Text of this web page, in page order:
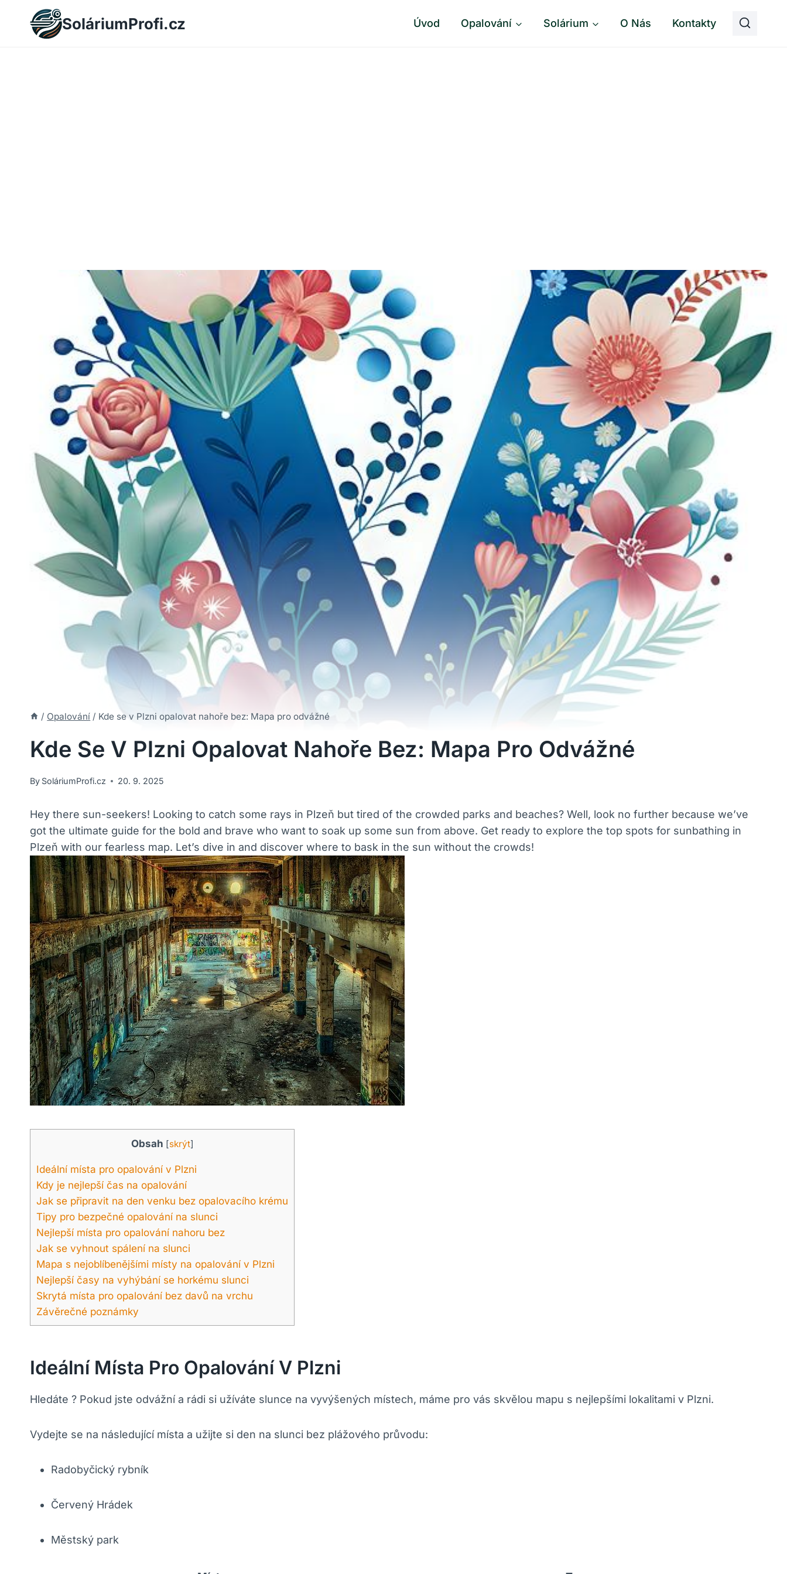
SoláriumProfi.cz Úvod Opalování Solárium O Nás Kontakty
/ Opalování / Kde se v Plzni opalovat nahoře bez: Mapa pro odvážné
Kde Se V Plzni Opalovat Nahoře Bez: Mapa Pro Odvážné
By SoláriumProfi.cz 20. 9. 2025
Hey there sun-seekers! Looking to catch some rays in Plzeň but tired of the crowded parks and beaches? Well, look no further because we’ve
got the ultimate guide for the bold and brave who want to soak up some sun from above. Get ready to explore the top spots for sunbathing in
Plzeň with our fearless map. Let’s dive in and discover where to bask in the sun without the crowds!
Obsah [skrýt]
Ideální místa pro opalování v Plzni
Kdy je nejlepší čas na opalování
Jak se připravit na den venku bez opalovacího krému
Tipy pro bezpečné opalování na slunci
Nejlepší místa pro opalování nahoru bez
Jak se vyhnout spálení na slunci
Mapa s nejoblíbenějšími místy na opalování v Plzni
Nejlepší časy na vyhýbání se horkému slunci
Skrytá místa pro opalování bez davů na vrchu
Závěrečné poznámky
Ideální Místa Pro Opalování V Plzni
Hledáte ? Pokud jste odvážní a rádi si užíváte slunce na vyvýšených místech, máme pro vás skvělou mapu s nejlepšími lokalitami v Plzni.
Vydejte se na následující místa a užijte si den na slunci bez plážového průvodu:
Radobyčický rybník
Červený Hrádek
Městský park